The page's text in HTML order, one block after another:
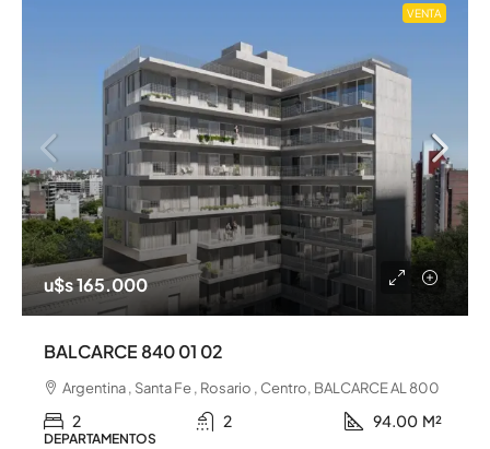
VENTA
u$s 165.000
BALCARCE 840 01 02
Argentina , Santa Fe , Rosario , Centro, BALCARCE AL 800
2 2 94.00 M²
DEPARTAMENTOS